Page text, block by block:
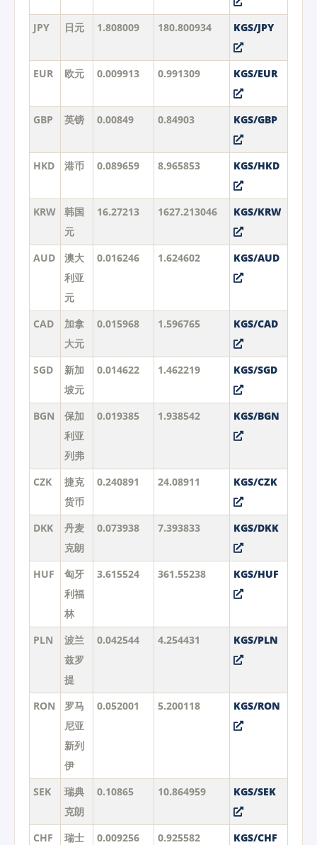
JPY 日元 1.808009 180.800934 KGS/JPY
EUR 欧元 0.009913 0.991309 KGS/EUR
GBP 英镑 0.00849 0.84903 KGS/GBP
HKD 港币 0.089659 8.965853 KGS/HKD
KRW
韩国
元
16.27213 1627.213046 KGS/KRW
AUD
澳大
利亚
元
0.016246 1.624602 KGS/AUD
CAD
加拿
大元
0.015968 1.596765 KGS/CAD
SGD
新加
坡元
0.014622 1.462219 KGS/SGD
BGN
保加
利亚
列弗
0.019385 1.938542 KGS/BGN
CZK
捷克
货币
0.240891 24.08911 KGS/CZK
DKK
丹麦
克朗
0.073938 7.393833 KGS/DKK
HUF
匈牙
利福
林
3.615524 361.55238 KGS/HUF
PLN
波兰
兹罗
提
0.042544 4.254431 KGS/PLN
RON
罗马
尼亚
新列
伊
0.052001 5.200118 KGS/RON
SEK
瑞典
克朗
0.10865 10.864959 KGS/SEK
CHF
瑞士
0.009256 0.925582 KGS/CHF